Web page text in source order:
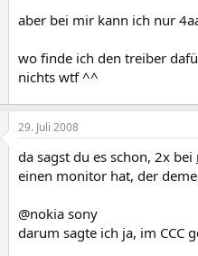
aber bei mir kann ich nur
wo finde ich den treiber
nichts wtf ^^
29. Juli 2008
da sagst du es schon, 2x bei
einen monitor hat, der
@nokia sony
darum sagte ich ja, im CCC